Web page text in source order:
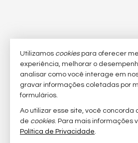
Utilizamos cookiespara oferecer
experiência, melhorar o
analisar como você interage em
gravar informações coletadas por
formulários.
Ao utilizar esse site, você concorda
de cookies. Para mais informações
Política de Privacidade.